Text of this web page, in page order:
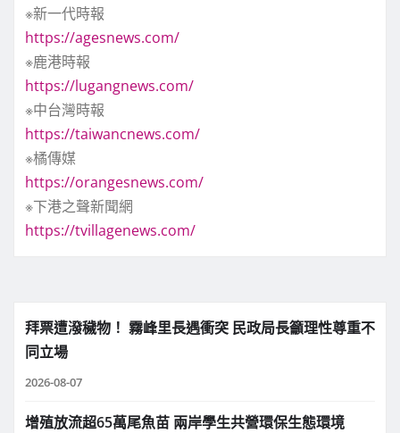
※新一代時報
https://agesnews.com/
※鹿港時報
https://lugangnews.com/
※中台灣時報
https://taiwancnews.com/
※橘傳媒
https://orangesnews.com/
※下港之聲新聞網
https://tvillagenews.com/
拜票遭潑穢物！ 霧峰里長遇衝突 民政局長籲理性尊重不
同立場
2026-08-07
增殖放流超65萬尾魚苗 兩岸學生共營環保生態環境